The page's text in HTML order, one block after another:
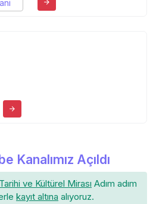
Kanalımız Açıldı
Tarihi ve Kültürel Mirası Adım adım
kayıt altına alıyoruz.